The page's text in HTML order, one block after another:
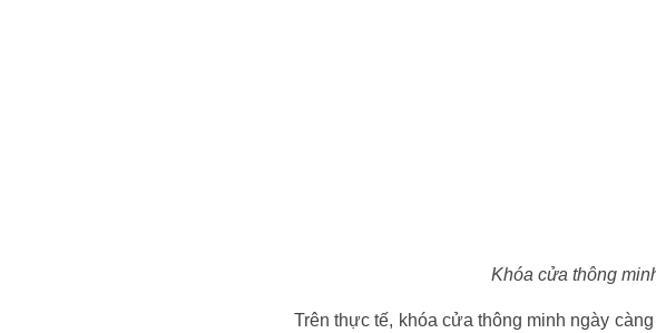
Khóa cửa thông
Trên thực tế, khóa cửa thông minh ngày